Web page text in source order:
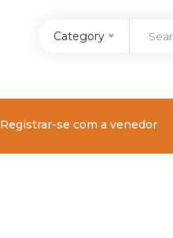
Category
Registrar-se com a venedor